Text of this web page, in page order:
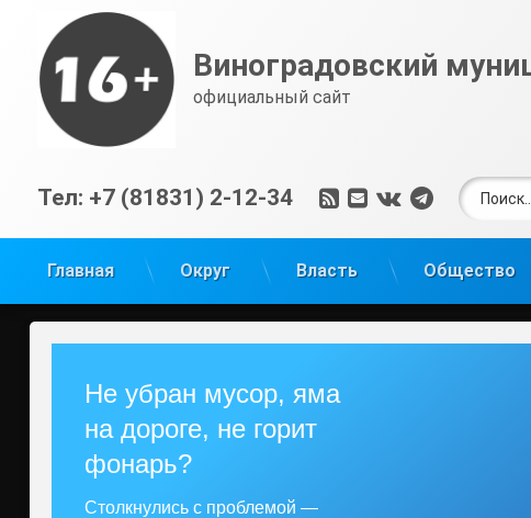
содержимому
Виноградовский
официальный сайт
Тел: +7 (81831) 2-12-34 RSSE-mailВКонтакте
Telegram
Найти:
Главная Округ Власть Общество
Не убран мусор, яма
на дороге, не горит
фонарь?
Столкнулись с проблемой —